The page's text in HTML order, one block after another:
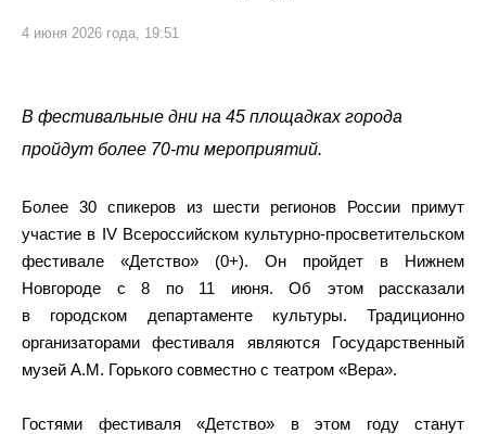
4 июня 2026 года, 19:51
В фестивальные дни на 45 площадках города
пройдут более 70-ти мероприятий.
Более 30 спикеров из шести регионов России примут
участие в IV Всероссийском культурно-просветительском
фестивале «Детство» (0+). Он пройдет в Нижнем
Новгороде с 8 по 11 июня. Об этом рассказали
в городском департаменте культуры. Традиционно
организаторами фестиваля являются Государственный
музей А.М. Горького совместно с театром «Вера».
Гостями фестиваля «Детство» в этом году станут